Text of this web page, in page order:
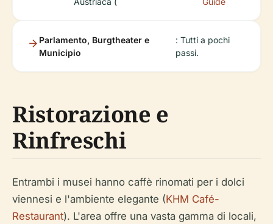
Parlamento, Burgtheater e
Municipio
: Tutti a pochi
passi.
Ristorazione e
Rinfreschi
Entrambi i musei hanno caffè rinomati per i dolci
viennesi e l'ambiente elegante (KHM Café-
Restaurant). L'area offre una vasta gamma di locali,